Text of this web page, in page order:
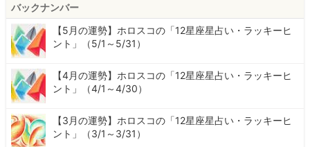
バックナンバー
【5月の運勢】ホロスコの「12星座星占い・ラッキーヒ
ント」（5/1～5/31）
【4月の運勢】ホロスコの「12星座星占い・ラッキーヒ
ント」（4/1～4/30）
【3月の運勢】ホロスコの「12星座星占い・ラッキーヒ
ント」（3/1～3/31）